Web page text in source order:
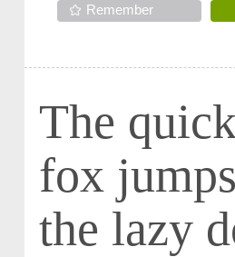
Remember
The
fox
the lazy